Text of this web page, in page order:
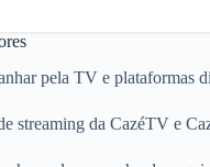
pela TV e plataformas
streaming da CazéTV e